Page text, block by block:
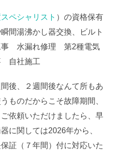
ペシャリスト ）の資格保有
間湯沸かし器交換、ビルト
事 水漏れ修理 第2種電気
自社施工
後、２週間後なんて所もあ
ものだからこそ故障期間、
依頼いただけましたら、早
に関しては2026年から、
証（７年間）付に対応いた